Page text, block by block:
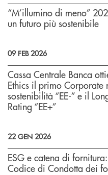
“M’illumino di meno”
un futuro più sostenibile
09 FEB 2026
Cassa Centrale Banca
Ethics il primo Corporate
sostenibilità “EE-” e il
Rating “EE+”
22 GEN 2026
ESG e catena di
Codice di Condotta dei